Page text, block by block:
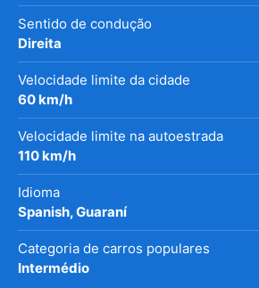
Sentido de condução
Direita
Velocidade limite da cidade
60 km/h
Velocidade limite na autoestrada
110 km/h
Idioma
Spanish, Guaraní
Categoria de carros populares
Intermédio